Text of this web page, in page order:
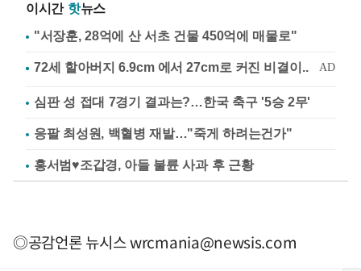
이시간 핫뉴스
"서장훈, 28억에 산 서초 건물 450억에 매물로"
심판 성 접대 7경기 결과는?…한국 축구 '5승 2무'
응팔 최성원, 백혈병 재발…"죽게 하려는건가"
홍서범♥조갑경, 아들 불륜 사과 후 근황
◎공감언론 뉴시스wrcmania@newsis.com